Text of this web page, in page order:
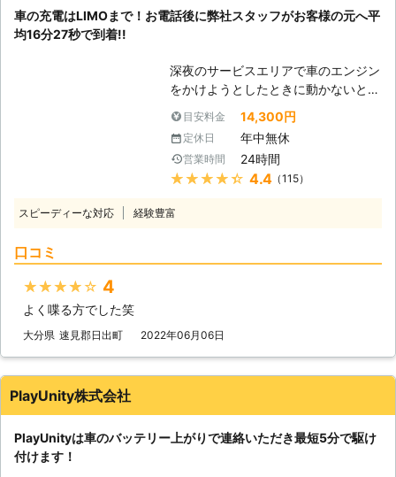
く、乗ろうとしたそのときにエンジン
ライトやテールランプなどが点灯する
か・カーオーディオなどから音が出る
は、バッテリーに充電されている電気
を使って点灯します。そのため、バッ
テリーの中に貯められている電気が空
っぽになっていたらつきません。 も
カーオーディオなども使えない状態に
テリーが切れてしまうと移動ができな
くなってしまうので、目的地にたどり
う。 弊社は24時間365日で対応して
おります。深夜でも最短20分で駆け
ように、バッテリーの充電を復活させ
たら、弊社「株式会社S&S」にご依頼
ください！ 【最短30分駆けつけ可
能！緊急事態だからこそ365日24時
間迅速に駆けつけます】 株式会社
S&Sは、千葉県内であれば最短30分
でお客さまの元へ駆けつけることがで
きます。弊社はすぐにお客様の元へ駆
けつけられるように、工具などの準備
可能なのです。 お客様のもとへ最短
株式会社S&Sは365日24時間対応して
います。 深夜や祝日、元旦などの時
間帯に車のバッテリーが切れてしまっ
ができるので、お客様の「目的地に行
けなくなるかも……」という問題を解
消いたします。 もしも車のバッテリ
車の充電はLIMOまで！お電話後に弊社スタッフがお客様の元へ平
均16分27秒で到着!!
深夜のサービスエリアで車のエンジン
をかけようとしたときに動かないと、
困ってしまいますよね。エンジンがか
からなければ自宅にも帰れない、観光
もできないので八方塞がりです。 そ
んなときこそ、弊社「LＩMO」がお
客様の元へすぐに駆けつけてお助けし
電話をいただいたてから平均16分27
を何度も反復すると、作業内容を覚え
けられるようになったのです。 この
目安料金 14,300円
定休日 年中無休
営業時間 24時間
★★★★★ 4.4（115）
スピーディーな対応 経験豊富
口コミ
★★★★★ 4
よく喋る方でした笑
大分県 速見郡日出町 2022年06月06日
PlayUnity株式会社
PlayUnityは車のバッテリー上がりで連絡いただき最短5分で駆け
付けます！